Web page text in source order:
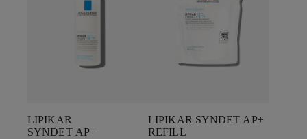
LIPIKAR
SYNDET AP+
LIPIKAR SYNDET AP+
REFILL